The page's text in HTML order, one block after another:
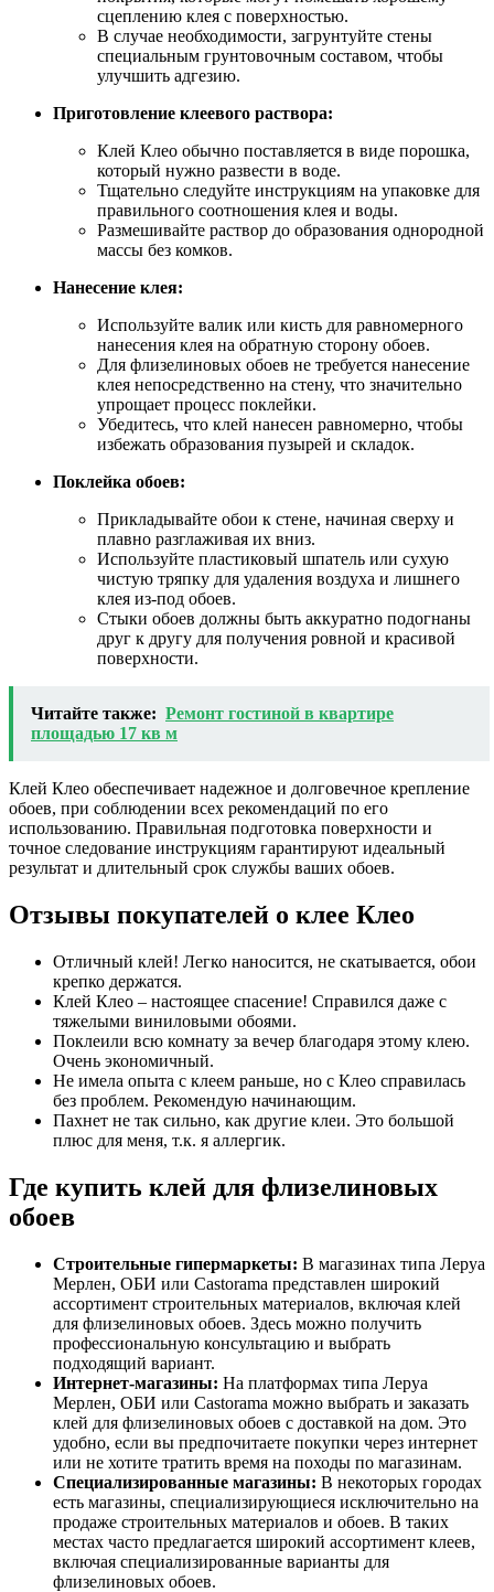
сцеплению клея с поверхностью.
В случае необходимости, загрунтуйте стены
специальным грунтовочным составом, чтобы
улучшить адгезию.
Приготовление клеевого раствора:
Клей Клео обычно поставляется в виде порошка,
который нужно развести в воде.
Тщательно следуйте инструкциям на упаковке для
правильного соотношения клея и воды.
Размешивайте раствор до образования однородной
массы без комков.
Нанесение клея:
Используйте валик или кисть для равномерного
нанесения клея на обратную сторону обоев.
Для флизелиновых обоев не требуется нанесение
клея непосредственно на стену, что значительно
упрощает процесс поклейки.
Убедитесь, что клей нанесен равномерно, чтобы
избежать образования пузырей и складок.
Поклейка обоев:
Прикладывайте обои к стене, начиная сверху и
плавно разглаживая их вниз.
Используйте пластиковый шпатель или сухую
чистую тряпку для удаления воздуха и лишнего
клея из-под обоев.
Стыки обоев должны быть аккуратно подогнаны
друг к другу для получения ровной и красивой
поверхности.
Читайте также: Ремонт гостиной в квартире
площадью 17 кв м
Клей Клео обеспечивает надежное и долговечное крепление
обоев, при соблюдении всех рекомендаций по его
использованию. Правильная подготовка поверхности и
точное следование инструкциям гарантируют идеальный
результат и длительный срок службы ваших обоев.
Отзывы покупателей о клее Клео
Отличный клей! Легко наносится, не скатывается, обои
крепко держатся.
Клей Клео – настоящее спасение! Справился даже с
тяжелыми виниловыми обоями.
Поклеили всю комнату за вечер благодаря этому клею.
Очень экономичный.
Не имела опыта с клеем раньше, но с Клео справилась
без проблем. Рекомендую начинающим.
Пахнет не так сильно, как другие клеи. Это большой
плюс для меня, т.к. я аллергик.
Где купить клей для флизелиновых
обоев
Строительные гипермаркеты: В магазинах типа Леруа
Мерлен, ОБИ или Castorama представлен широкий
ассортимент строительных материалов, включая клей
для флизелиновых обоев. Здесь можно получить
профессиональную консультацию и выбрать
подходящий вариант.
Интернет-магазины: На платформах типа Леруа
Мерлен, ОБИ или Castorama можно выбрать и заказать
клей для флизелиновых обоев с доставкой на дом. Это
удобно, если вы предпочитаете покупки через интернет
или не хотите тратить время на походы по магазинам.
Специализированные магазины: В некоторых городах
есть магазины, специализирующиеся исключительно на
продаже строительных материалов и обоев. В таких
местах часто предлагается широкий ассортимент клеев,
включая специализированные варианты для
флизелиновых обоев.